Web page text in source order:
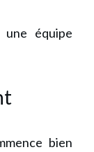
équipe
bien